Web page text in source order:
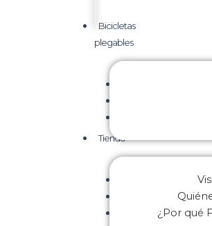
Bicicletas
plegables
Tienda
¿Por qué